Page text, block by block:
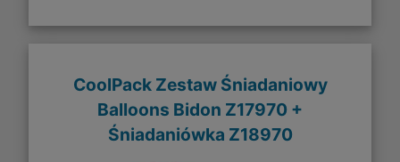
CoolPack Zestaw Śniadaniowy
Balloons Bidon Z17970 +
Śniadaniówka Z18970